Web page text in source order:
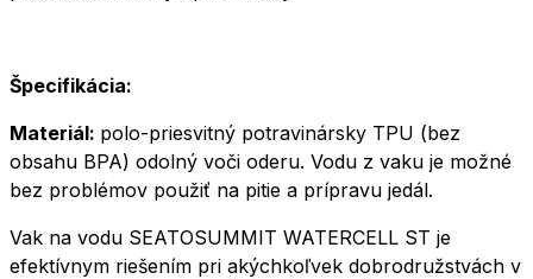
Špecifikácia:
Materiál: polo-priesvitný potravinársky TPU (bez
obsahu BPA) odolný voči oderu. Vodu z vaku je možné
bez problémov použiť na pitie a prípravu jedál.
Vak na vodu SEATOSUMMIT WATERCELL ST je
efektívnym riešením pri akýchkoľvek dobrodružstvách v